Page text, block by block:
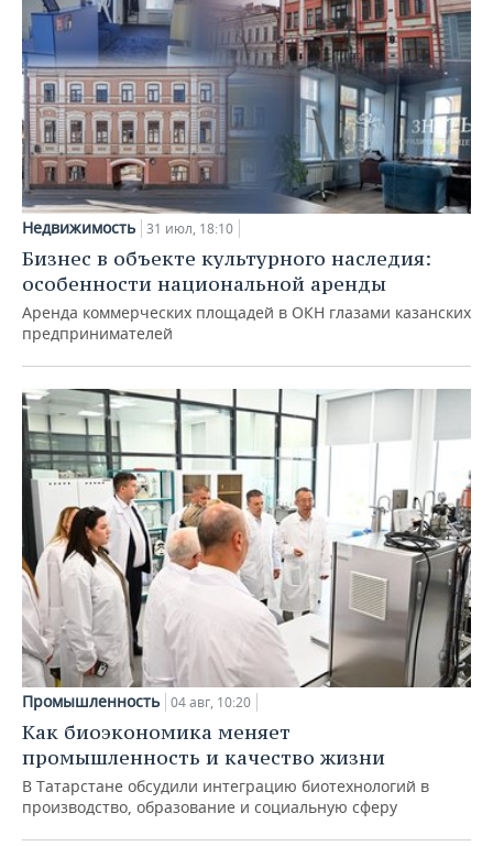
Недвижимость 31 июл, 18:10
Бизнес в объекте культурного наследия:
особенности национальной аренды
Аренда коммерческих площадей в ОКН глазами казанских
предпринимателей
Промышленность 04 авг, 10:20
Как биоэкономика меняет
промышленность и качество жизни
В Татарстане обсудили интеграцию биотехнологий в
производство, образование и социальную сферу